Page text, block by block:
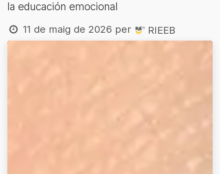
la educación emocional
11 de maig de 2026 per RIEEB